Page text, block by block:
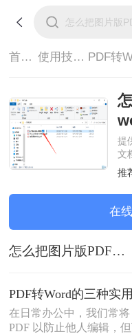
首页> 使用技巧>
提
文
保
一
安
换
推
在
怎么把图片版PDF转换成word文档
在日常办公中，我们常将
PDF 以防止他人编辑，